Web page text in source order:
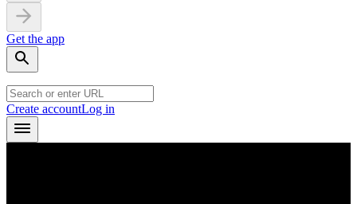
Get the app
Create accountLog in